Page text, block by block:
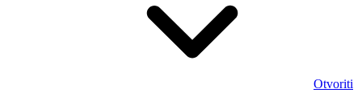
Otvoriti